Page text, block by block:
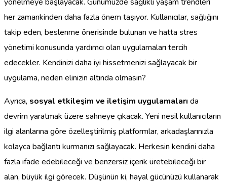
her zamankinden daha fazla önem taşıyor. Kullanıcılar, sağlığını
takip eden, beslenme önerisinde bulunan ve hatta stres
yönetimi konusunda yardımcı olan uygulamaları tercih
edecekler. Kendinizi daha iyi hissetmenizi sağlayacak bir
uygulama, neden elinizin altında olmasın?
Ayrıca, sosyal etkileşim ve iletişim uygulamaları da
devrim yaratmak üzere sahneye çıkacak. Yeni nesil kullanıcıların
ilgi alanlarına göre özelleştirilmiş platformlar, arkadaşlarınızla
kolayca bağlantı kurmanızı sağlayacak. Herkesin kendini daha
fazla ifade edebileceği ve benzersiz içerik üretebileceği bir
alan, büyük ilgi görecek. Düşünün ki, hayal gücünüzü kullanarak